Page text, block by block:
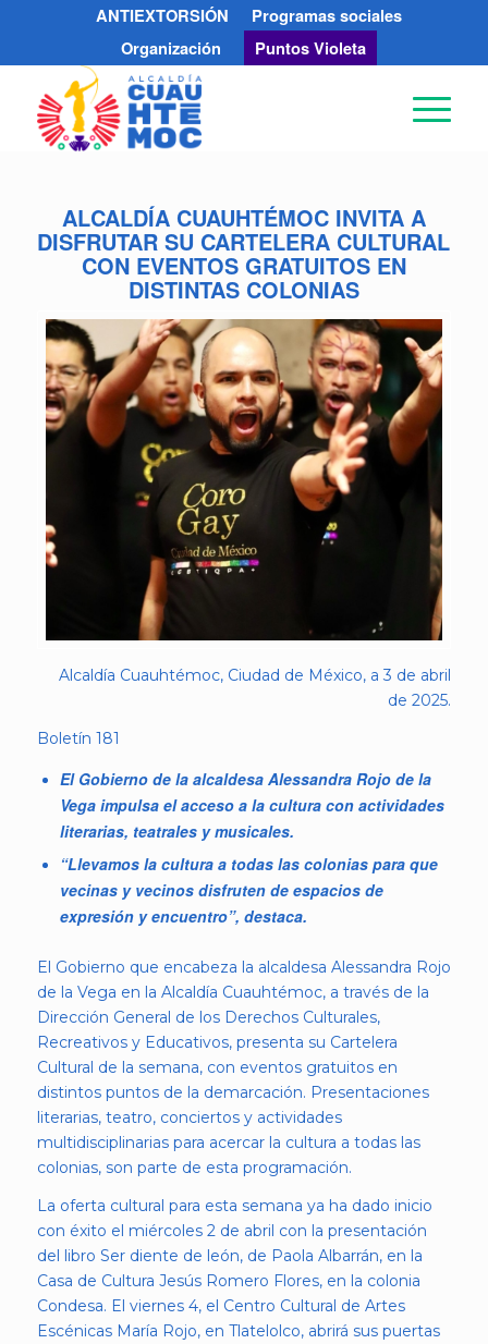
ANTIEXTORSIÓN
Programas sociales
Organización
Puntos Violeta
ALCALDÍA CUAUHTÉMOC INVITA A
DISFRUTAR SU CARTELERA CULTURAL
CON EVENTOS GRATUITOS EN
DISTINTAS COLONIAS
Alcaldía Cuauhtémoc, Ciudad de México, a 3 de abril
de 2025.
Boletín 181
El Gobierno de la alcaldesa Alessandra Rojo de la
Vega impulsa el acceso a la cultura con actividades
literarias, teatrales y musicales.
“Llevamos la cultura a todas las colonias para que
vecinas y vecinos disfruten de espacios de
expresión y encuentro”, destaca.
El Gobierno que encabeza la alcaldesa Alessandra Rojo
de la Vega en la Alcaldía Cuauhtémoc, a través de la
Dirección General de los Derechos Culturales,
Recreativos y Educativos, presenta su Cartelera
Cultural de la semana, con eventos gratuitos en
distintos puntos de la demarcación. Presentaciones
literarias, teatro, conciertos y actividades
multidisciplinarias para acercar la cultura a todas las
colonias, son parte de esta programación.
La oferta cultural para esta semana ya ha dado inicio
con éxito el miércoles 2 de abril con la presentación
del libro Ser diente de león, de Paola Albarrán, en la
Casa de Cultura Jesús Romero Flores, en la colonia
Condesa. El viernes 4, el Centro Cultural de Artes
Escénicas María Rojo, en Tlatelolco, abrirá sus puertas